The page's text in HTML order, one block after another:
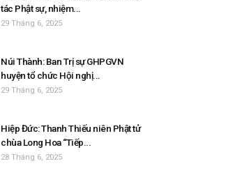
tác Phật sự, nhiệm...
29 Tháng 6, 2025
Núi Thành: Ban Trị sự GHPGVN
huyện tổ chức Hội nghị...
29 Tháng 6, 2025
Hiệp Đức: Thanh Thiếu niên Phật tử
chùa Long Hoa “Tiếp...
28 Tháng 6, 2025